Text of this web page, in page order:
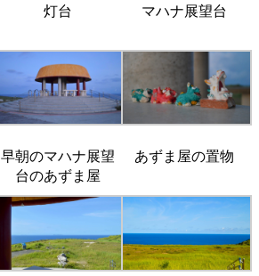
灯台 マハナ展望台
早朝のマハナ展望
台のあずま屋
あずま屋の置物